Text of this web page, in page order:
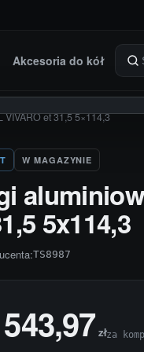
Akcesoria do kół
VIVARO et 31,5 5×114,3
W MAGAZYNIE
5x114,3
TS8987
złza